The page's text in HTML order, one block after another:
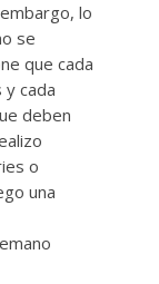
lo
se
que cada
cada
deben
o
una